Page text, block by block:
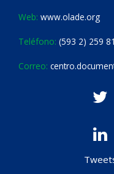
Web: www.olade.org
Teléfono: (593 2) 259
Correo: